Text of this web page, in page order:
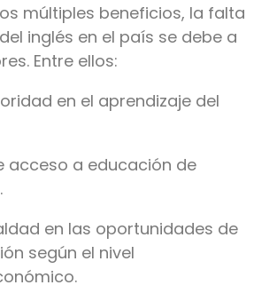
múltiples beneficios, la falta
inglés en el país se debe a
Entre ellos:
en el aprendizaje del
acceso a educación de
en las oportunidades de
según el nivel